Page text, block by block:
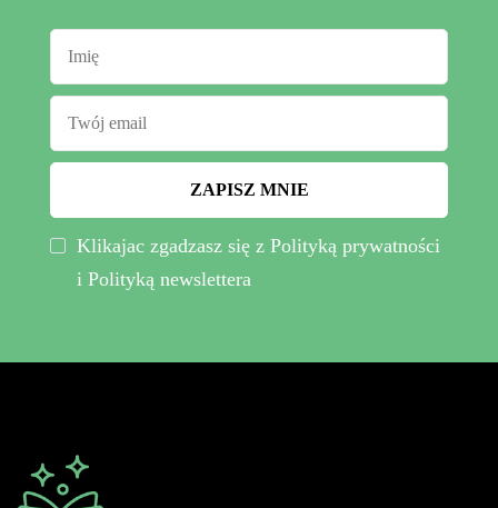
Klikajac zgadzasz się z Polityką prywatności
i Polityką newslettera